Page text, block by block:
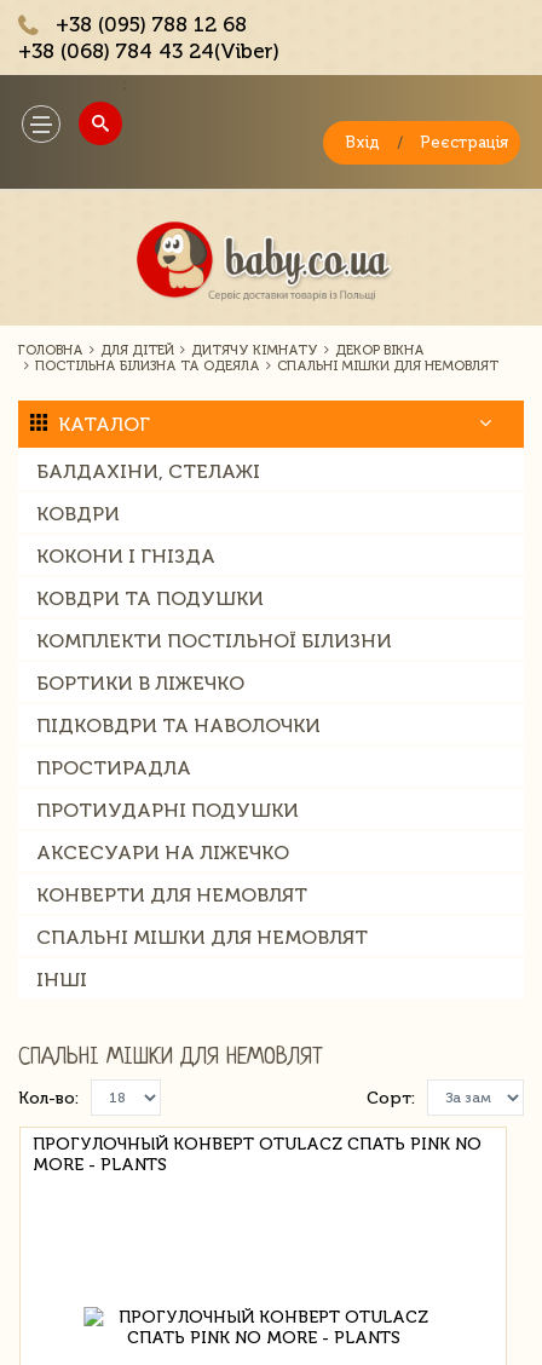
+38 (095) 788 12 68
+38 (068) 784 43 24(Viber)
Toggle
navigation
Вхід / Реєстрація
ГОЛОВНА ДЛЯ ДІТЕЙ ДИТЯЧУ КІМНАТУ
ДЕКОР ВІКНА
ПОСТІЛЬНА БІЛИЗНА ТА ОДЕЯЛА
СПАЛЬНІ МІШКИ ДЛЯ НЕМОВЛЯТ
КАТАЛОГ
БАЛДАХІНИ, СТЕЛАЖІ
КОВДРИ
КОКОНИ І ГНІЗДА
КОВДРИ ТА ПОДУШКИ
КОМПЛЕКТИ ПОСТІЛЬНОЇ БІЛИЗНИ
БОРТИКИ В ЛІЖЕЧКО
ПІДКОВДРИ ТА НАВОЛОЧКИ
ПРОСТИРАДЛА
ПРОТИУДАРНІ ПОДУШКИ
АКСЕСУАРИ НА ЛІЖЕЧКО
КОНВЕРТИ ДЛЯ НЕМОВЛЯТ
СПАЛЬНІ МІШКИ ДЛЯ НЕМОВЛЯТ
ІНШІ
СПАЛЬНІ МІШКИ ДЛЯ НЕМОВЛЯТ
Кол-во: Сорт:
ПРОГУЛОЧНЫЙ КОНВЕРТ OTULACZ СПАТЬ PINK NO
MORE - PLANTS